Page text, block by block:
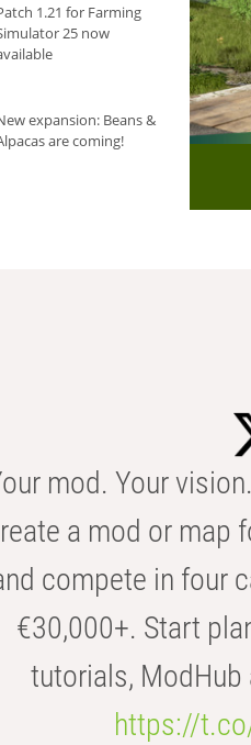
1.21 for Farming
25 now
expansion: Beans &
are coming!
mod. Your
a mod or map
compete in four
€30,000+. Start
tutorials,
https://